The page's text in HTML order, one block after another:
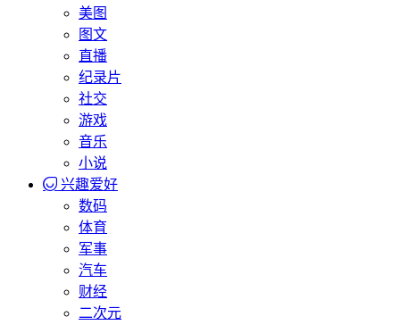
美图
图文
直播
纪录片
社交
游戏
音乐
小说
兴趣爱好
数码
体育
军事
汽车
财经
二次元